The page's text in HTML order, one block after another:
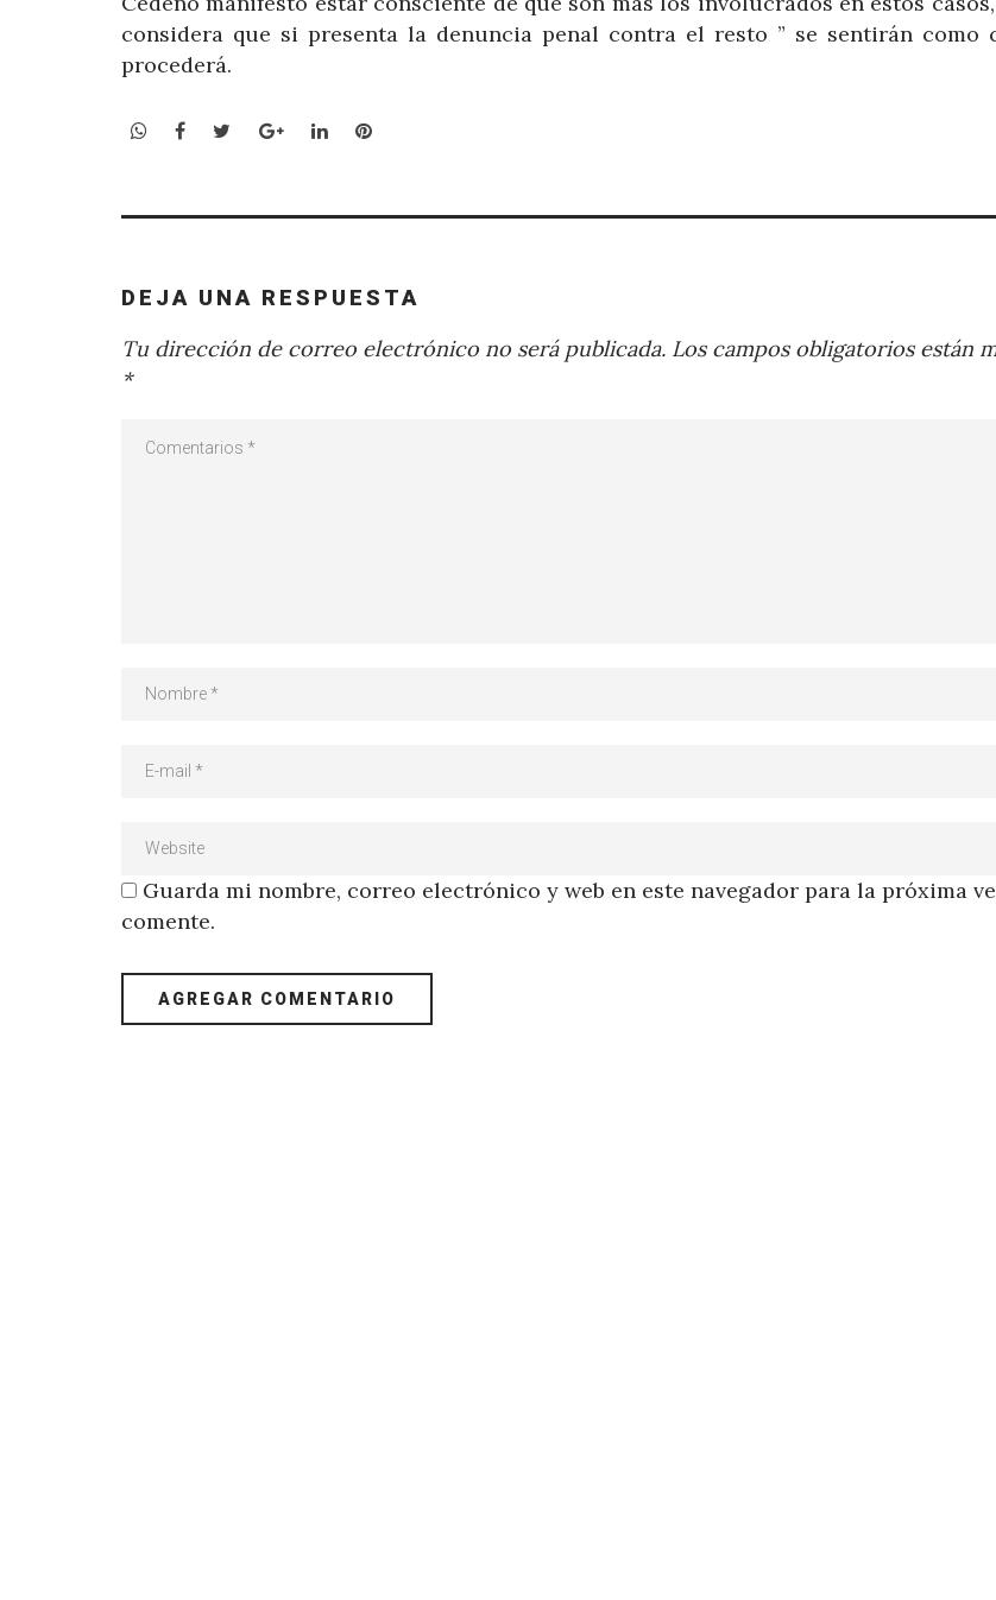
considera que si presenta la denuncia penal contra el resto ” se sentirán como
procederá.
WhatsApp
Facebook
TwitterGoogle+LinkedInPinterest
DEJA UNA RESPUESTA
Tu dirección de correo electrónico no será publicada. Los campos obligatorios están
*
Guarda mi nombre, correo electrónico y web en este navegador para la próxima
comente.